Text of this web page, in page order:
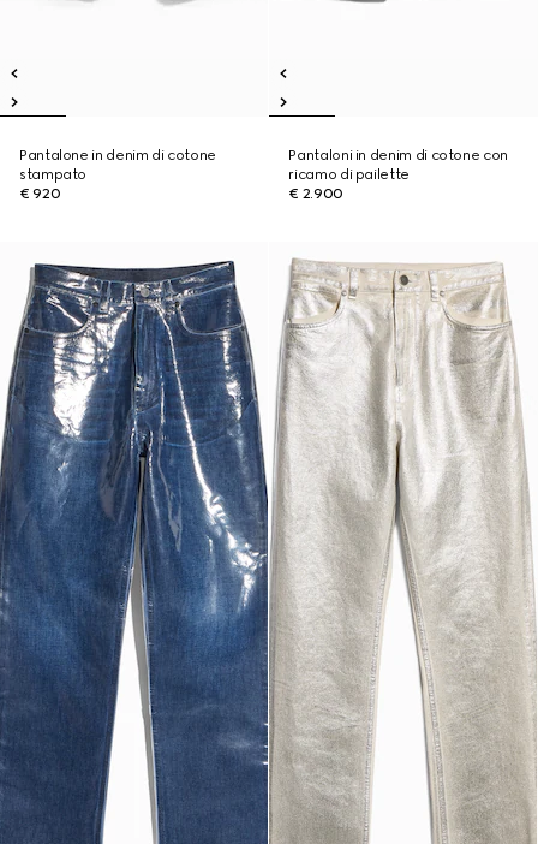
Pantalone in denim di cotone
stampato
€ 920
Pantaloni in denim di cotone con
ricamo di pailette
€ 2.900